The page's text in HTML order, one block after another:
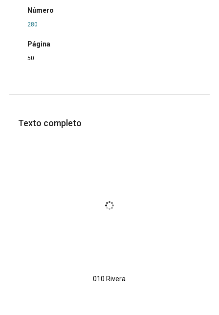
Número
280
Página
50
Texto completo
010 Rivera